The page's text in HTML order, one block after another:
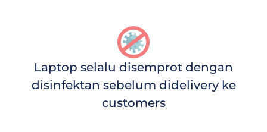
Laptop selalu disemprot dengan
disinfektan sebelum didelivery ke
customers